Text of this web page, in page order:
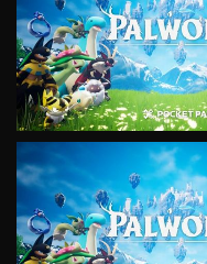
VIEW
VIEW